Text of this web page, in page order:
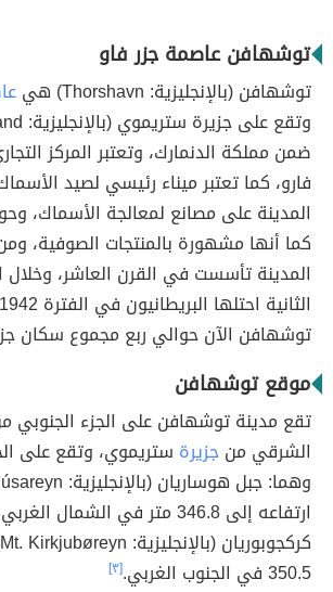
توشهافن عاصمة جزر فاو
توشهافن (بالإنجليزية: Thorshavn) هي
ضمن مملكة الدنمارك، وتعتبر المركز
فارو، كما تعتبر ميناء رئيسي لصيد
المدينة على مصانع لمعالجة الأسماك،
كما أنها مشهورة بالمنتجات الصوفية،
المدينة تأسست في القرن العاشر، وخلال
الثانية احتلها البريطانيون في الفترة 1942-1945،
توشهافن الآن حوالي ربع مجموع سكان
موقع توشهافن
تقع مدينة توشهافن على الجزء الجنوبي
الشرقي منجزيرة ستريموي، وتقع على
ارتفاعه إلى 346.8 متر في الشمال
350.5 في الجنوب الغربي.
[٣]